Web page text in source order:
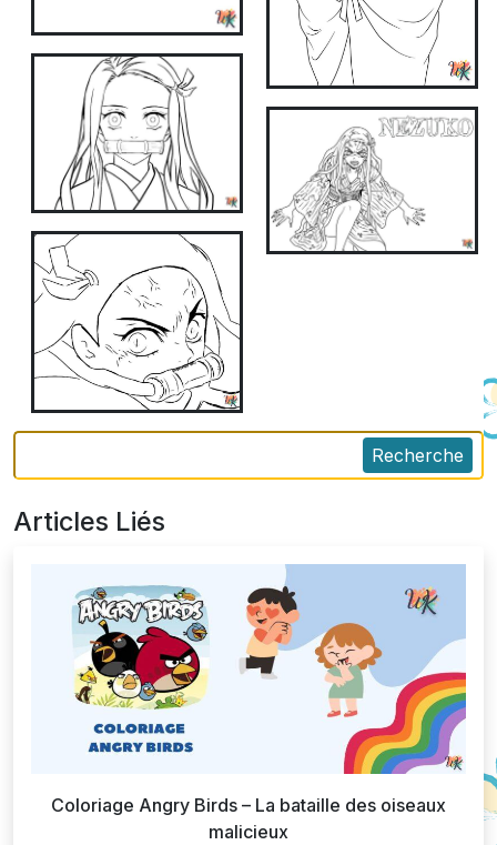
Recherche
Articles Liés
Coloriage Angry Birds – La bataille des oiseaux
malicieux